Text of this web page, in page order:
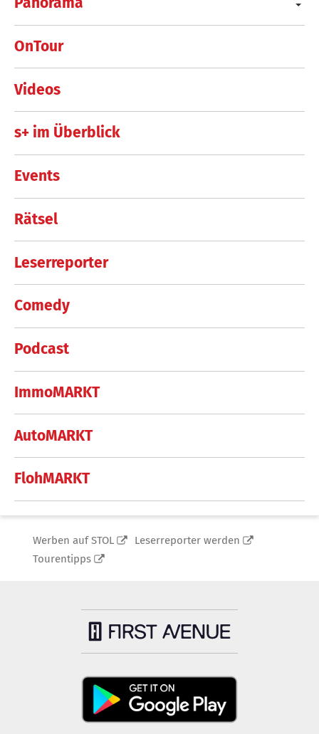
OnTour
Videos
s+ im Überblick
Events
Rätsel
Leserreporter
Comedy
Podcast
ImmoMARKT
AutoMARKT
FlohMARKT
Werben auf STOL
Leserreporter werden
Tourentipps